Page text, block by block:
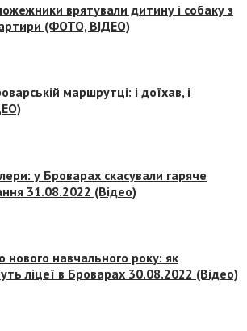
врятували дитину і собаку з
(ФОТО, ВІДЕО)
маршрутці: і доїхав, і
у Броварах скасували гаряче
31.08.2022 (Відео)
нового навчального року: як
ліцеї в Броварах 30.08.2022 (Відео)